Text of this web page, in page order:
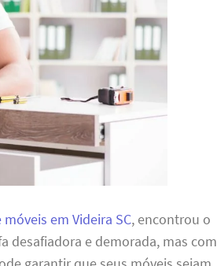
em Videira SC, encontrou o
desafiadora e demorada, mas com